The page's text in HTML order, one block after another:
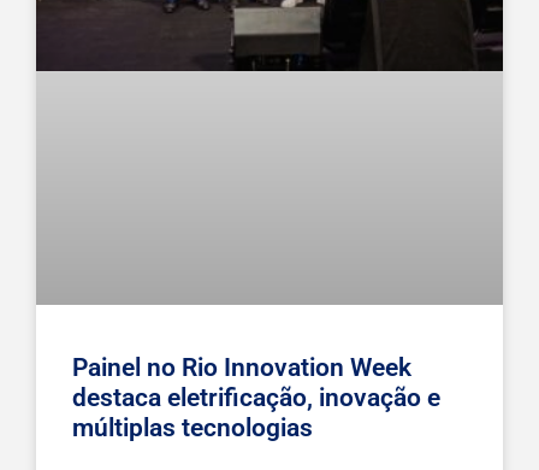
Painel no Rio Innovation Week
destaca eletrificação, inovação e
múltiplas tecnologias